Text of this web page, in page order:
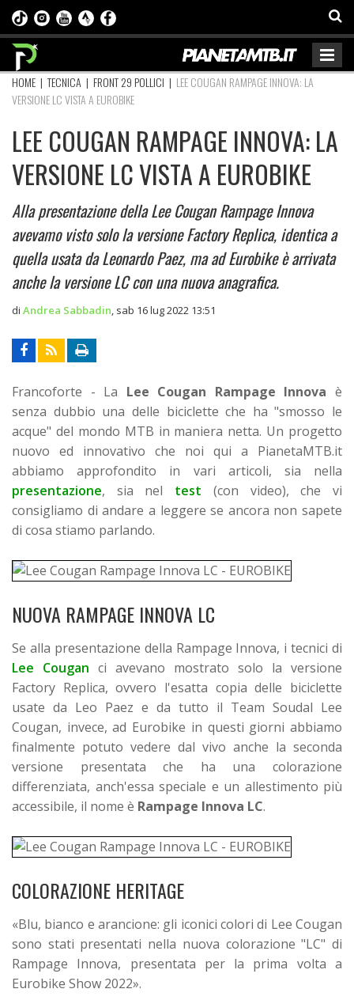
HOME |TECNICA | FRONT 29 POLLICI | LEE COUGAN RAMPAGE INNOVA: LA
VERSIONE LC VISTA A EUROBIKE
LEE COUGAN RAMPAGE INNOVA: LA
VERSIONE LC VISTA A EUROBIKE
Alla presentazione della Lee Cougan Rampage Innova
avevamo visto solo la versione Factory Replica, identica a
quella usata da Leonardo Paez, ma ad Eurobike è arrivata
anche la versione LC con una nuova anagrafica.
di Andrea Sabbadin sab 16 lug 2022 13:51
Francoforte - La Lee Cougan Rampage Innova è
senza dubbio una delle biciclette che ha "smosso le
acque" del mondo MTB in maniera netta. Un progetto
nuovo ed innovativo che noi qui a PianetaMTB.it
abbiamo approfondito in vari articoli, sia nella
presentazione, sia nel test (con video), che vi
consigliamo di andare a leggere se ancora non sapete
di cosa stiamo parlando.
NUOVA RAMPAGE INNOVA LC
Se alla presentazione della Rampage Innova, i tecnici di
Lee Cougan ci avevano mostrato solo la versione
Factory Replica, ovvero l'esatta copia delle biciclette
usate da Leo Paez e da tutto il Team Soudal Lee
Cougan, invece, ad Eurobike in questi giorni abbiamo
finalmente potuto vedere dal vivo anche la seconda
versione presentata che ha una colorazione
differenziata, anch'essa speciale e un allestimento più
accessibile, il nome è Rampage Innova LC.
COLORAZIONE HERITAGE
«Blu, bianco e arancione: gli iconici colori di Lee Cougan
sono stati presentati nella nuova colorazione "LC" di
Rampage Innova, presentata per la prima volta a
Eurobike Show 2022».